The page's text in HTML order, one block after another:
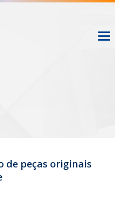
de peças originais